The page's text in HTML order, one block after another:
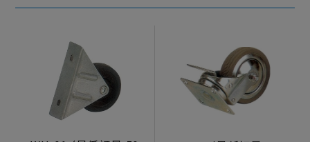
特色顯示器
機台機構
生活型態顯示器
製造組裝服務